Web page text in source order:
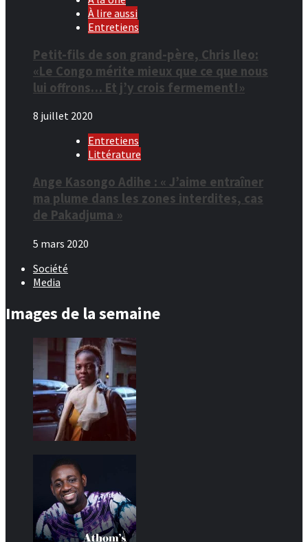
À lire aussi
Entretiens
Petit-fils de son grand-père, Chris Ileo:
«Le Congo mérite mieux que ce que nous
lui offrons… Et j’y crois fermement!»
8 juillet 2020
Entretiens
Littérature
Ange Kasongo Adihe : « J’aime entraîner
ma plume dans les zones interdites, cas
de Pakadjuma »
5 mars 2020
Société
Media
Images de la semaine